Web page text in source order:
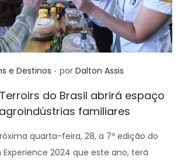
ine Destinos . por Dalton Assis
do Brasil abrirá espaço
familiares
quarta-feira, 28, a 7º edição do
2024 que este ano, terá